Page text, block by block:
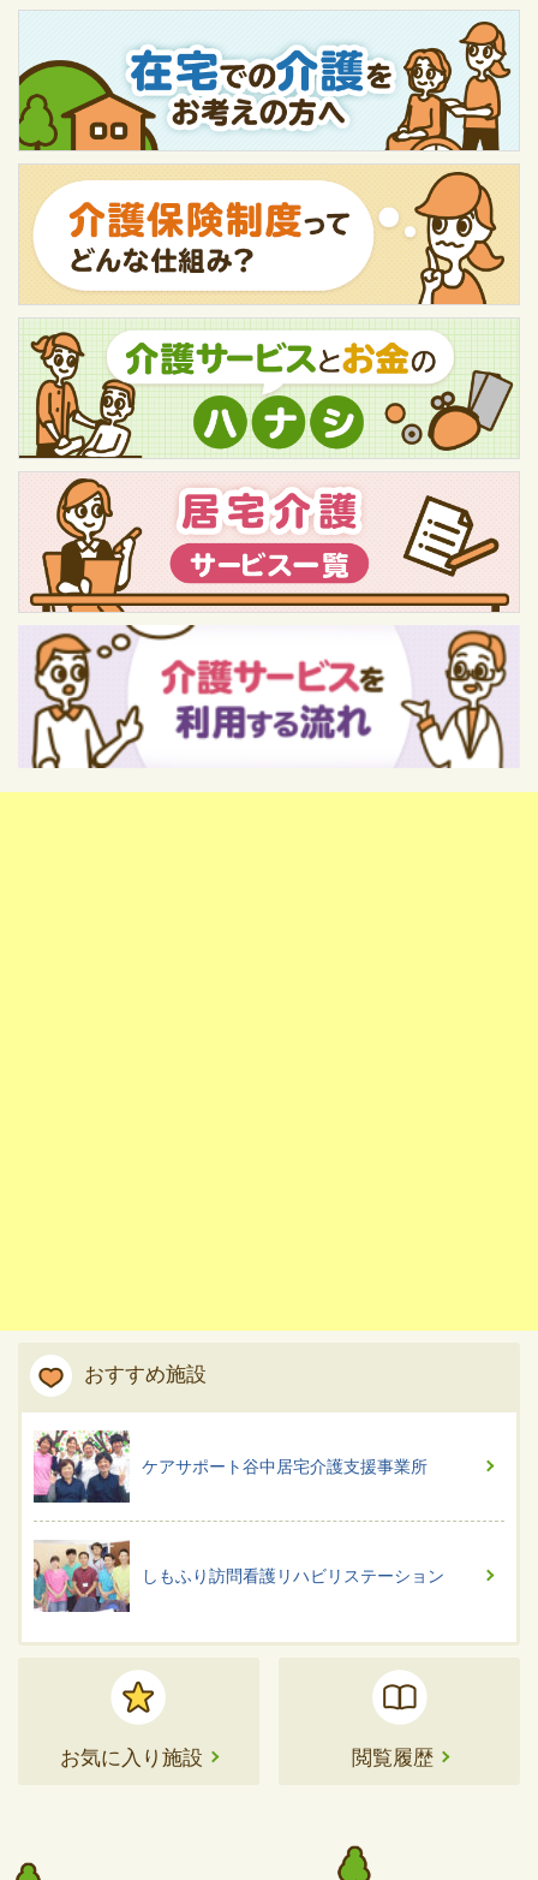
おすすめ施設
ケアサポート谷中居宅介護支援事業所
しもふり訪問看護リハビリステーション
お気に入り施設 閲覧履歴